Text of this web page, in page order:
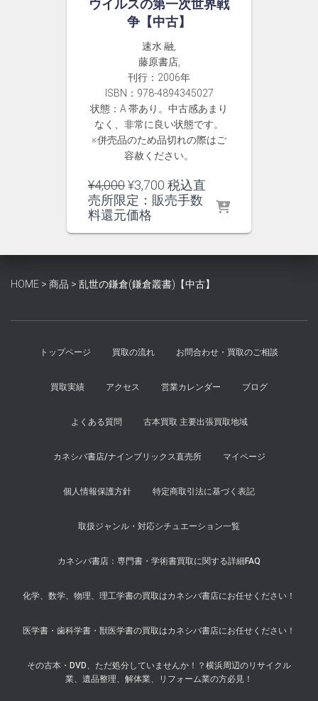
ウイルスの第一次世界戦
争【中古】
速水 融,
藤原書店,
刊行：2006年
ISBN：978-4894345027
状態：A 帯あり。中古感あまり
なく、非常に良い状態です。
※併売品のため品切れの際はご
容赦ください。
¥4,000元
の
価
¥4,000
し
¥3,700 現
在
は
で
税込直
売所限定：販売手数
料還元価格
HOME > 商品 > 乱世の鎌倉(鎌倉叢書)【中古】
トップページ 買取の流れ お問合わせ・買取のご相談
買取実績 アクセス 営業カレンダー ブログ
よくある質問 古本買取 主要出張買取地域
カネシバ書店/ナインブリックス直売所 マイページ
個人情報保護方針 特定商取引法に基づく表記
取扱ジャンル・対応シチュエーション一覧
カネシバ書店：専門書・学術書買取に関する詳細FAQ
化学、数学、物理、理工学書の買取はカネシバ書店にお任せください！
医学書・歯科学書・獣医学書の買取はカネシバ書店にお任せください！
その古本・DVD、ただ処分していませんか！？横浜周辺のリサイクル
業、遺品整理、解体業、リフォーム業の方必見！